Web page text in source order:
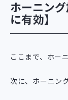
ホーニン
に有効】
ここまで、ホー
次に、ホーニン